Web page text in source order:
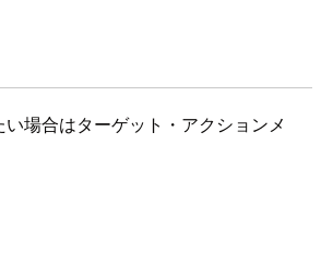
場合はターゲット・アクションメ